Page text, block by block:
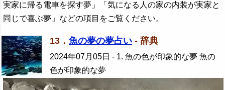
実家に帰る電車を探す夢」「気になる人の家の内装が実家と
同じで喜ぶ夢」などの項目をご覧ください。
13． 魚の夢の夢占い - 辞典
2024年07月05日 - 1. 魚の色が印象的な夢 魚の
色が印象的な夢